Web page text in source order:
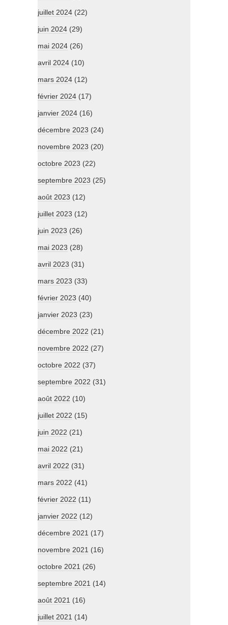
juillet 2024 (22)
juin 2024 (29)
mai 2024 (26)
avril 2024 (10)
mars 2024 (12)
février 2024 (17)
janvier 2024 (16)
décembre 2023 (24)
novembre 2023 (20)
octobre 2023 (22)
septembre 2023 (25)
août 2023 (12)
juillet 2023 (12)
juin 2023 (26)
mai 2023 (28)
avril 2023 (31)
mars 2023 (33)
février 2023 (40)
janvier 2023 (23)
décembre 2022 (21)
novembre 2022 (27)
octobre 2022 (37)
septembre 2022 (31)
août 2022 (10)
juillet 2022 (15)
juin 2022 (21)
mai 2022 (21)
avril 2022 (31)
mars 2022 (41)
février 2022 (11)
janvier 2022 (12)
décembre 2021 (17)
novembre 2021 (16)
octobre 2021 (26)
septembre 2021 (14)
août 2021 (16)
juillet 2021 (14)